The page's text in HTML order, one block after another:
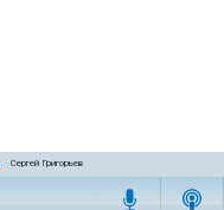
Сергей Григорьев